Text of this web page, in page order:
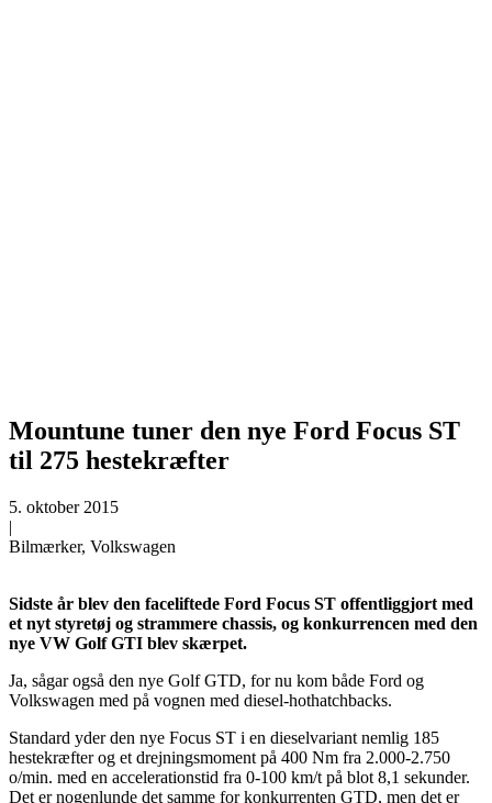
Mountune tuner den nye Ford Focus ST
til 275 hestekræfter
5. oktober 2015
|
Bilmærker, Volkswagen
Sidste år blev den faceliftede Ford Focus ST offentliggjort med
et nyt styretøj og strammere chassis, og konkurrencen med den
nye VW Golf GTI blev skærpet.
Ja, sågar også den nye Golf GTD, for nu kom både Ford og
Volkswagen med på vognen med diesel-hothatchbacks.
Standard yder den nye Focus ST i en dieselvariant nemlig 185
hestekræfter og et drejningsmoment på 400 Nm fra 2.000-2.750
o/min. med en accelerationstid fra 0-100 km/t på blot 8,1 sekunder.
Det er nogenlunde det samme for konkurrenten GTD, men det er